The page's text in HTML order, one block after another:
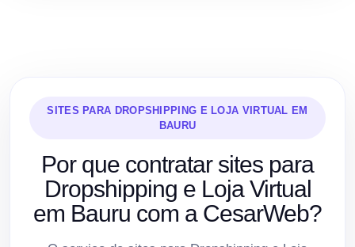
SITES PARA DROPSHIPPING E LOJA VIRTUAL EM
BAURU
Por que contratar sites para
Dropshipping e Loja Virtual
em Bauru com a CesarWeb?